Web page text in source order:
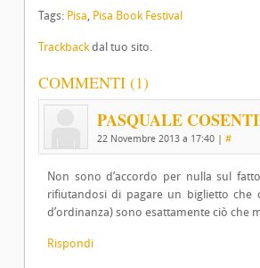
Tags: Pisa, Pisa Book Festival
Trackbackdal tuo sito.
COMMENTI (1)
PASQUALE
22 Novembre 2013 a 17:40 | #
Non sono d’accordo per nulla sul
rifiutandosi di pagare un biglietto che
d’ordinanza) sono esattamente ciò che
Rispondi